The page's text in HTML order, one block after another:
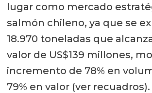
lugar como mercado
salmón chileno, ya que se
18.970 toneladas que
valor de US$139 millones,
incremento de 78% en
79% en valor (ver recuadros).